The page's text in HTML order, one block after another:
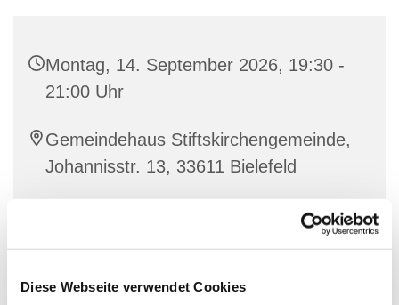
Diese Webseite verwendet Cookies
Montag, 14. September 2026, 19:30 -
21:00 Uhr
Gemeindehaus Stiftskirchengemeinde,
Johannisstr. 13, 33611 Bielefeld